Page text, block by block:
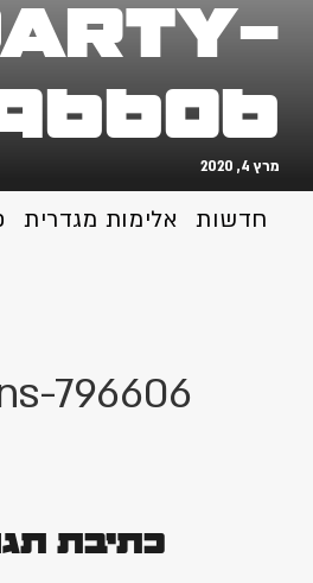
מרץ 4, 2020
חדשות אלימות מגדרית
796606
כתיבת